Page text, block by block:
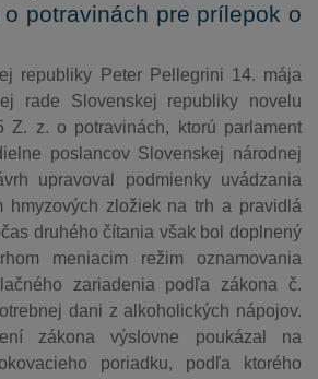
potravinách pre prílepok o
republiky Peter Pellegrini 14. mája
rade Slovenskej republiky novelu
Z. z. o potravinách, ktorú parlament
poslancov Slovenskej národnej
upravoval podmienky uvádzania
hmyzových zložiek na trh a pravidlá
druhého čítania však bol doplnený
meniacim režim oznamovania
zariadenia podľa zákona č.
dani z alkoholických nápojov.
zákona výslovne poukázal na
poriadku, podľa ktorého